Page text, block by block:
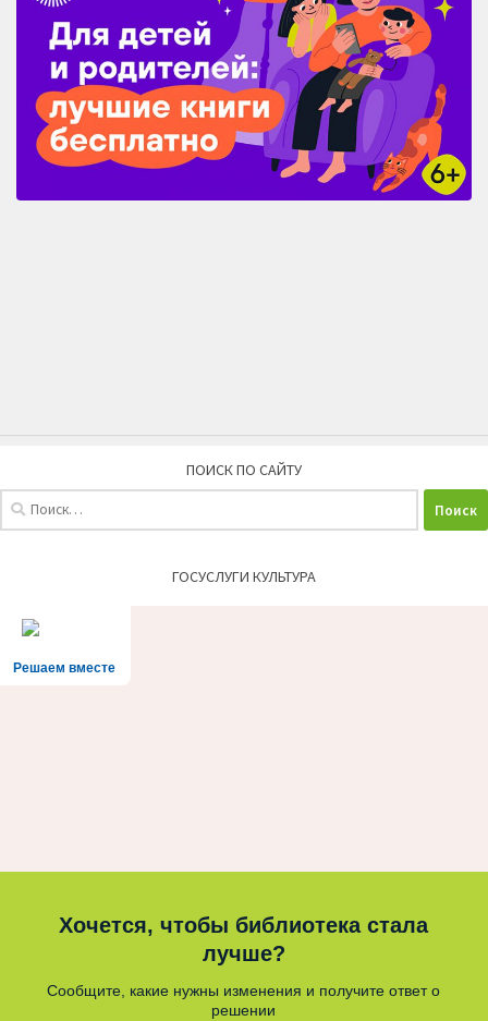
ПОИСК ПО САЙТУ
ГОСУСЛУГИ КУЛЬТУРА
Решаем вместе
Хочется, чтобы библиотека стала
лучше?
Сообщите, какие нужны изменения и получите ответ о
решении